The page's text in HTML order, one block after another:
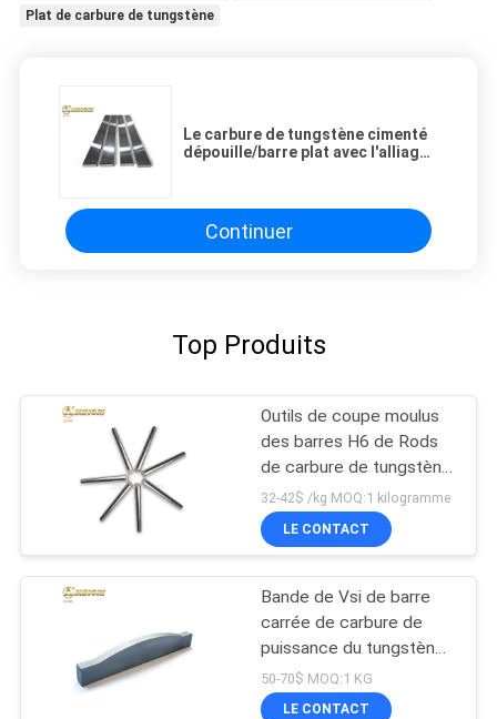
Plat de carbure de tungstène
Le carbure de tungstène cimenté
dépouille/barre plat avec l'alliage
Continuer
Top Produits
Outils de coupe moulus
des barres H6 de Rods
de carbure de tungstène
YL10.2
32-42$ /kg MOQ:1 kilogramme
LE CONTACT
Bande de Vsi de barre
carrée de carbure de
puissance du tungstène
K10 de matière première
pour la pierre de broyeur
50-70$ MOQ:1 KG
LE CONTACT